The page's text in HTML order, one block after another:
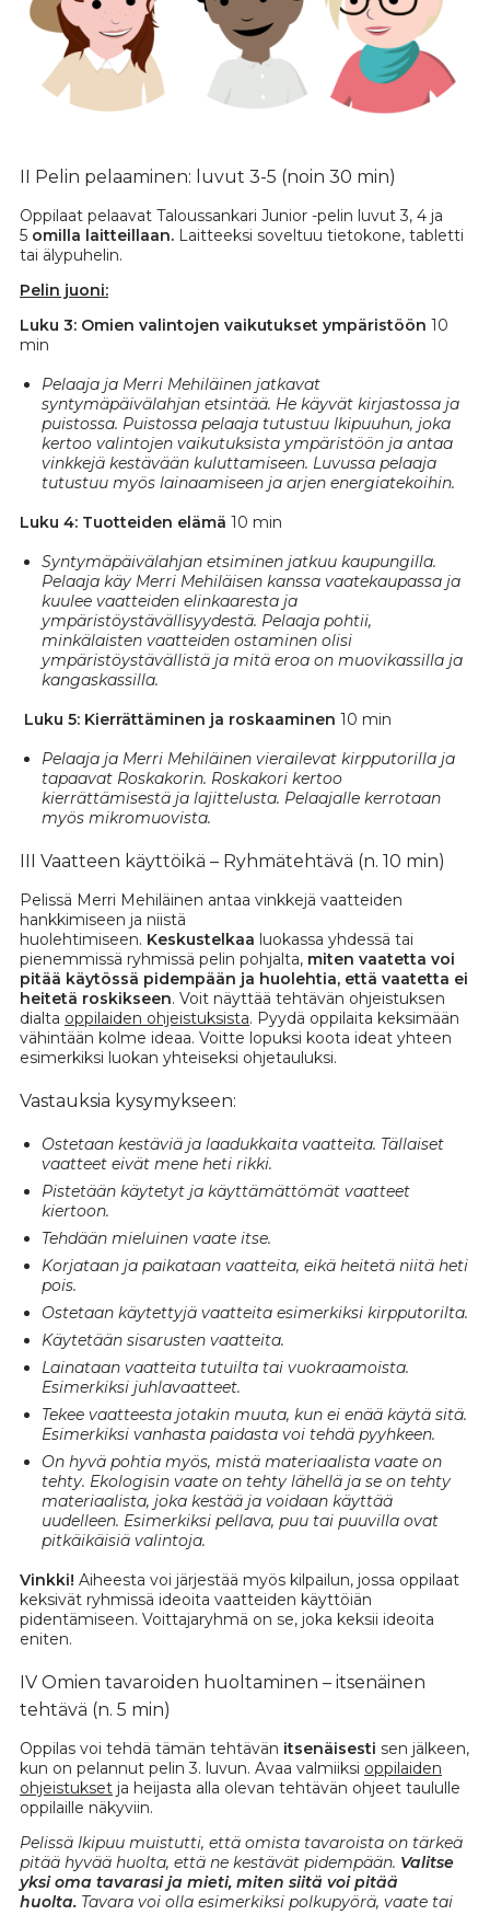
II Pelin pelaaminen: luvut 3-5 (noin 30 min)
Oppilaat pelaavat Taloussankari Junior -pelin luvut 3, 4 ja
5 omilla laitteillaan. Laitteeksi soveltuu tietokone, tabletti
tai älypuhelin.
Pelin juoni:
Luku 3: Omien valintojen vaikutukset ympäristöön 10
min
Pelaaja ja Merri Mehiläinen jatkavat
syntymäpäivälahjan etsintää. He käyvät kirjastossa ja
puistossa. Puistossa pelaaja tutustuu Ikipuuhun, joka
kertoo valintojen vaikutuksista ympäristöön ja antaa
vinkkejä kestävään kuluttamiseen. Luvussa pelaaja
tutustuu myös lainaamiseen ja arjen energiatekoihin.
Luku 4: Tuotteiden elämä 10 min
Syntymäpäivälahjan etsiminen jatkuu kaupungilla.
Pelaaja käy Merri Mehiläisen kanssa vaatekaupassa ja
kuulee vaatteiden elinkaaresta ja
ympäristöystävällisyydestä. Pelaaja pohtii,
minkälaisten vaatteiden ostaminen olisi
ympäristöystävällistä ja mitä eroa on muovikassilla ja
kangaskassilla.
Luku 5: Kierrättäminen ja roskaaminen 10 min
Pelaaja ja Merri Mehiläinen vierailevat kirpputorilla ja
tapaavat Roskakorin. Roskakori kertoo
kierrättämisestä ja lajittelusta. Pelaajalle kerrotaan
myös mikromuovista.
III Vaatteen käyttöikä – Ryhmätehtävä (n. 10 min)
Pelissä Merri Mehiläinen antaa vinkkejä vaatteiden
hankkimiseen ja niistä
huolehtimiseen. Keskustelkaa luokassa yhdessä tai
pienemmissä ryhmissä pelin pohjalta, miten vaatetta voi
pitää käytössä pidempään ja huolehtia, että vaatetta ei
heitetä roskikseen. Voit näyttää tehtävän ohjeistuksen
dialta oppilaiden ohjeistuksista. Pyydä oppilaita keksimään
vähintään kolme ideaa. Voitte lopuksi koota ideat yhteen
esimerkiksi luokan yhteiseksi ohjetauluksi.
Vastauksia kysymykseen:
Ostetaan kestäviä ja laadukkaita vaatteita. Tällaiset
vaatteet eivät mene heti rikki.
Pistetään käytetyt ja käyttämättömät vaatteet
kiertoon.
Tehdään mieluinen vaate itse.
Korjataan ja paikataan vaatteita, eikä heitetä niitä heti
pois.
Ostetaan käytettyjä vaatteita esimerkiksi kirpputorilta.
Käytetään sisarusten vaatteita.
Lainataan vaatteita tutuilta tai vuokraamoista.
Esimerkiksi juhlavaatteet.
Tekee vaatteesta jotakin muuta, kun ei enää käytä sitä.
Esimerkiksi vanhasta paidasta voi tehdä pyyhkeen.
On hyvä pohtia myös, mistä materiaalista vaate on
tehty. Ekologisin vaate on tehty lähellä ja se on tehty
materiaalista, joka kestää ja voidaan käyttää
uudelleen. Esimerkiksi pellava, puu tai puuvilla ovat
pitkäikäisiä valintoja.
Vinkki! Aiheesta voi järjestää myös kilpailun, jossa oppilaat
keksivät ryhmissä ideoita vaatteiden käyttöiän
pidentämiseen. Voittajaryhmä on se, joka keksii ideoita
eniten.
IV Omien tavaroiden huoltaminen – itsenäinen
tehtävä (n. 5 min)
Oppilas voi tehdä tämän tehtävän itsenäisesti sen jälkeen,
kun on pelannut pelin 3. luvun. Avaa valmiiksi oppilaiden
ohjeistukset ja heijasta alla olevan tehtävän ohjeet taululle
oppilaille näkyviin.
Pelissä Ikipuu muistutti, että omista tavaroista on tärkeä
pitää hyvää huolta, että ne kestävät pidempään. Valitse
yksi oma tavarasi ja mieti, miten siitä voi pitää
huolta. Tavara voi olla esimerkiksi polkupyörä, vaate tai